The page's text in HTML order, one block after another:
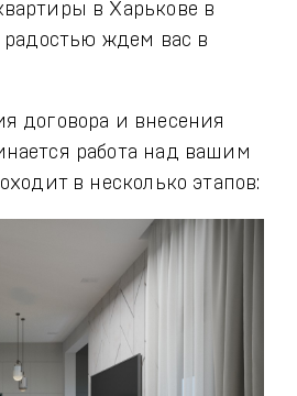
в Харькове в
ждем вас в
договора и внесения
работа над вашим
в несколько этапов: